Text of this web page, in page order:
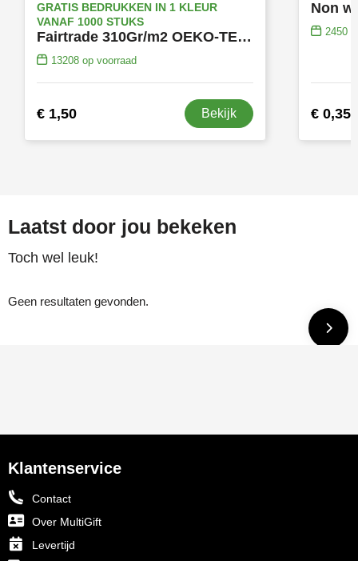
GRATIS BEDRUKKEN IN 1 KLEUR
VANAF 1000 STUKS
Fairtrade 310Gr/m2 OEKO-TEX® katoen shopper boodschappentas
13208op voorraad
€ 1,50 Bekijk
2450
€ 0,35
Laatst door jou bekeken
Toch wel leuk!
Geen resultaten gevonden.
Klantenservice
Contact
Over MultiGift
Levertijd